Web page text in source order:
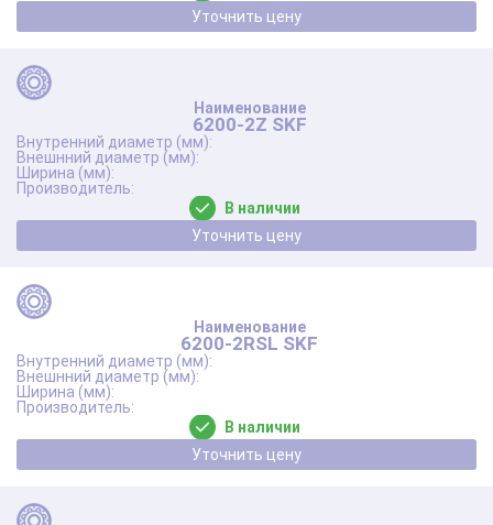
Уточнить цену
6200-2Z SKF
В наличии
Уточнить цену
6200-2RSL SKF
В наличии
Уточнить цену